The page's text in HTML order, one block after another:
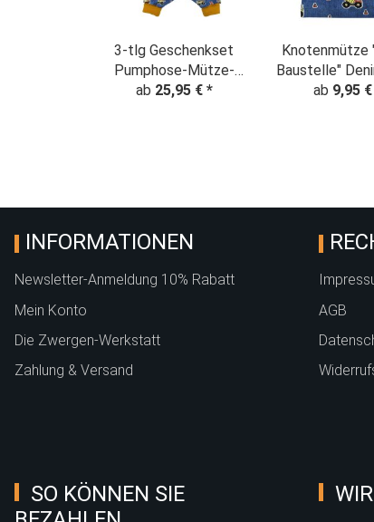
3-tlg Geschenkset
Pumphose-Mütze-
Tuch "Große
ab 25,95 € *
Knotenmütze
Baustelle"
ab 9,95 €
INFORMATIONEN
Newsletter-Anmeldung 10% Rabatt
Mein Konto
Die Zwergen-Werkstatt
Zahlung & Versand
AGB
SO KÖNNEN SIE